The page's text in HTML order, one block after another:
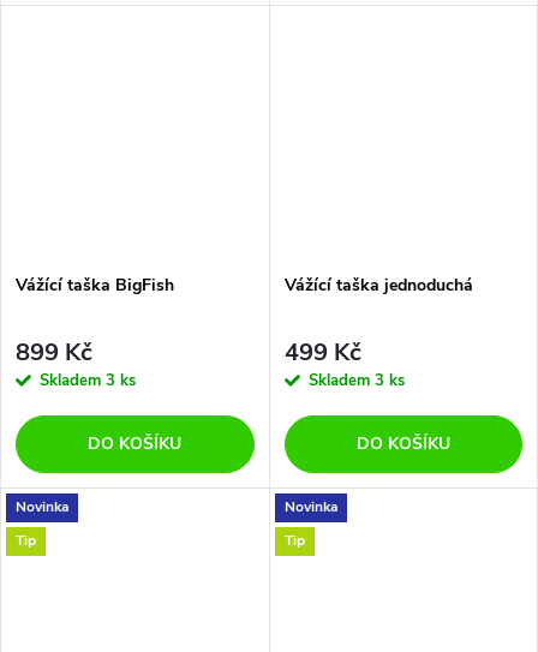
Vážící taška BigFish
899 Kč
Skladem 3 ks
DO KOŠÍKU
Vážící taška jednoduchá
499 Kč
Skladem 3 ks
DO KOŠÍKU
Novinka
Tip
Novinka
Tip